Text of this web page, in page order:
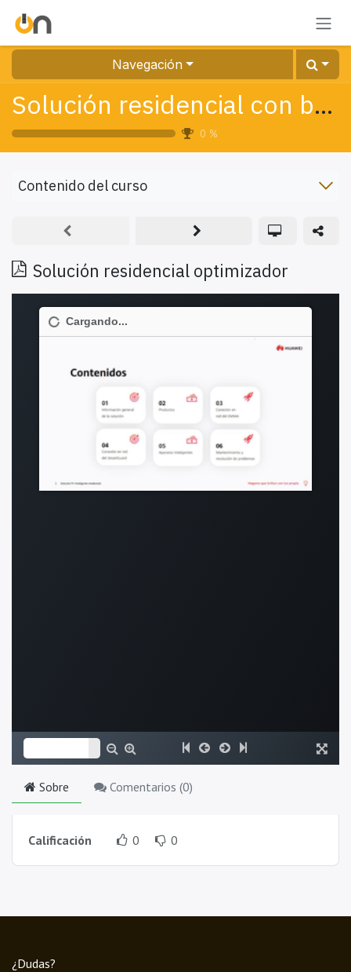
Navegación
Solución residencial con baterías
0 %
Contenido del curso
Solución residencial optimizador
Sobre Comentarios (0)
Calificación 0 0
¿Dudas?